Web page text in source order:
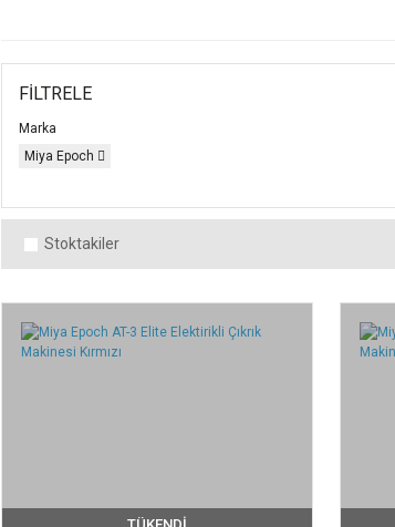
FİLTRELE
Marka
Miya Epoch
Stoktakiler